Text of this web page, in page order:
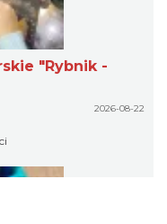
"Rybnik -
2026-08-22